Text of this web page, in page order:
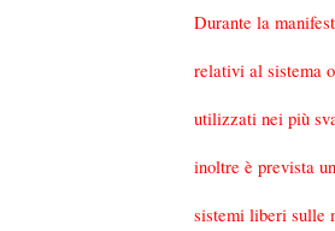
Durante la
relativi al sistema
utilizzati nei più
inoltre è prevista
sistemi liberi sulle